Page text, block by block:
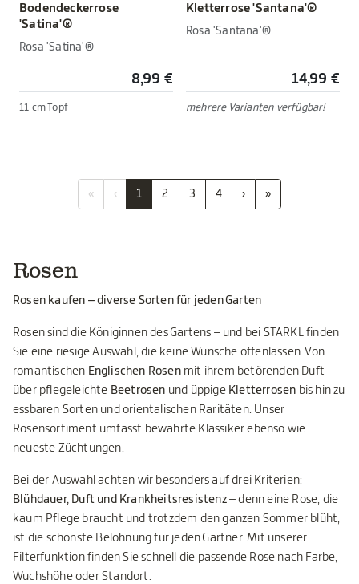
Bodendeckerrose
'Satina'®
Rosa 'Satina'®
8,99 €
11 cm Topf
Kletterrose 'Santana'®
Rosa 'Santana'®
14,99 €
mehrere Varianten verfügbar!
« ‹ 1 2 3 4 › »
Rosen
Rosen kaufen – diverse Sorten für jeden Garten
Rosen sind die Königinnen des Gartens – und bei STARKL finden
Sie eine riesige Auswahl, die keine Wünsche offenlassen. Von
romantischen Englischen Rosenmit ihrem betörenden Duft
über pflegeleichte Beetrosen und üppige Kletterrosen bis hin zu
essbaren Sorten und orientalischen Raritäten: Unser
Rosensortiment umfasst bewährte Klassiker ebenso wie
neueste Züchtungen.
Bei der Auswahl achten wir besonders auf drei Kriterien:
Blühdauer, Duft und Krankheitsresistenz– denn eine Rose, die
kaum Pflege braucht und trotzdem den ganzen Sommer blüht,
ist die schönste Belohnung für jeden Gärtner. Mit unserer
Filterfunktion finden Sie schnell die passende Rose nach Farbe,
Wuchshöhe oder Standort.